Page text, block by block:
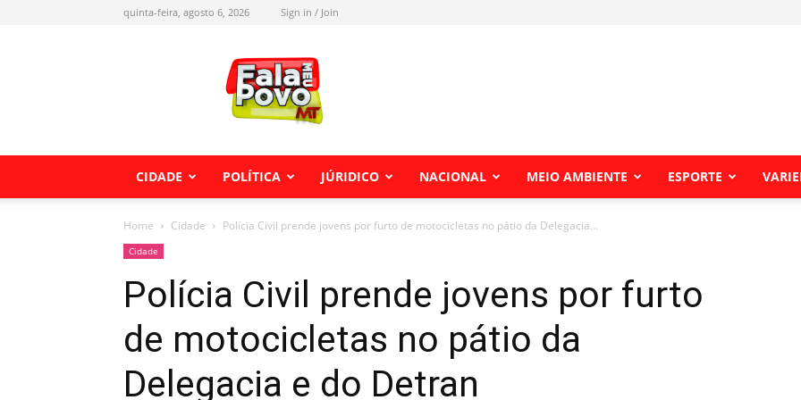
quinta-feira, agosto 6, 2026 Sign in / Join
Fala
meu
Povo
MT
CIDADE POLÍTICA JÚRIDICO NACIONAL MEIO AMBIENTE ESPORTE
Home Cidade Polícia Civil prende jovens por furto de motocicletas no pátio da Delegacia...
Cidade
Polícia Civil prende jovens por furto
de motocicletas no pátio da
Delegacia e do Detran